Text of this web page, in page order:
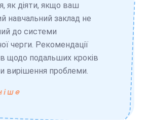
як діяти, якщо ваш
навчальний заклад не
до системи
черги. Рекомендації
щодо подальших кроків
вирішення проблеми.